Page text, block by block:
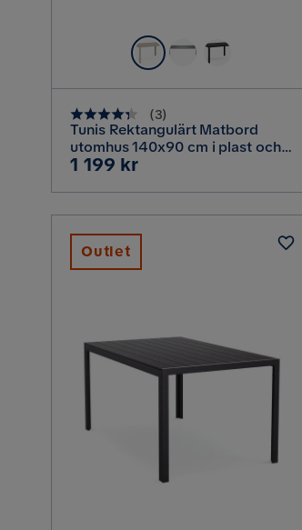
(3)
Tunis Rektangulärt Matbord
utomhus 140x90 cm i plast och
metall, Beige
Pris
1 199 kr
Outlet